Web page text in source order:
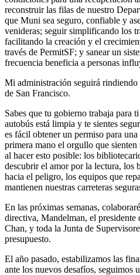
reconstruir las filas de nuestro
que Muni sea seguro, confiable y
venideras; seguir simplificando los
facilitando la creación y el
través de PermitSF; y sanear un
frecuencia beneficia a personas
Mi administración seguirá rindiendo
de San Francisco.
Sabes que tu gobierno trabaja para
autobús está limpia y te sientes
es fácil obtener un permiso para
primera mano el orgullo que
al hacer esto posible: los
descubrir el amor por la lectura, los
hacia el peligro, los equipos que
mantienen nuestras carreteras
En las próximas semanas,
directiva, Mandelman, el presidente
Chan, y toda la Junta de
presupuesto.
El año pasado, estabilizamos las
ante los nuevos desafíos, seguimos